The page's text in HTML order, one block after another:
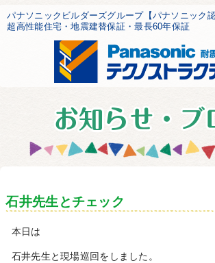
パナソニックビルダーズグループ【パナソニック認
超高性能住宅・地震建替保証・最長60年保証
石井先生とチェック
本日は
石井先生と現場巡回をしました。